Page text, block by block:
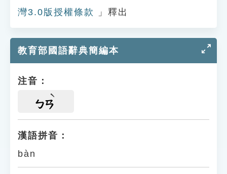
灣3.0版授權條款
」釋出
教育部國語辭典簡編本
注音：
ㄅㄢ
漢語拼音：
bàn